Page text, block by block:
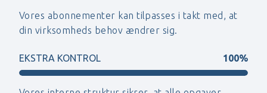
Vores abonnementer kan tilpasses i takt med, at
din virksomheds behov ændrer sig.
EKSTRA KONTROL 100%